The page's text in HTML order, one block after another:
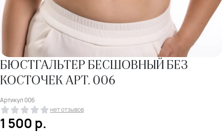
БЮСТГАЛЬТЕР БЕСШОВНЫЙ БЕЗ
КОСТОЧЕК АРТ. 006
Артикул 006
нет отзывов
1 500р.